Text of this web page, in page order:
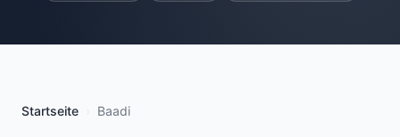
Startseite Baadi